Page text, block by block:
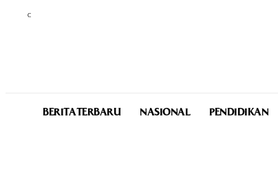
C
BERITA TERBARU NASIONAL PENDIDIKAN